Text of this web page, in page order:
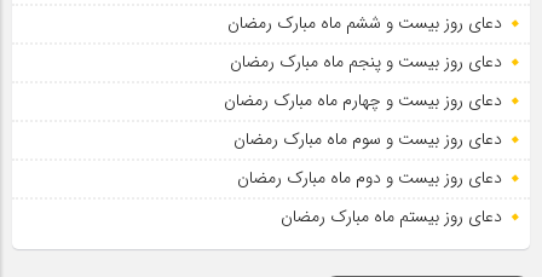
دعای روز بیست و ششم ماه مبارک رمضان
دعای روز بیست و پنجم ماه مبارک رمضان
دعای روز بیست و چهارم ماه مبارک رمضان
دعای روز بیست و سوم ماه مبارک رمضان
دعای روز بیست و دوم ماه مبارک رمضان
دعای روز بیستم ماه مبارک رمضان